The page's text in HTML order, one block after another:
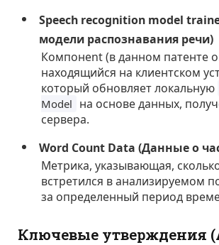
Speech recognition model
модели распознавания речи)
Компонent (в данном патенте
находящийся на клиентском
который обновляет локальную
Model на основе данных,
сервера.
Word Count Data (Данные о
Метрика, указывающая,
встретился в анализируемом
за определенный период
Ключевые утверждения